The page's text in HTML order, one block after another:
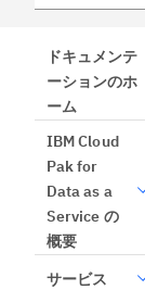
ドキュメンテ
ーションのホ
ーム
IBM Cloud
Pak for
Data as a
Service の
概要
サービス